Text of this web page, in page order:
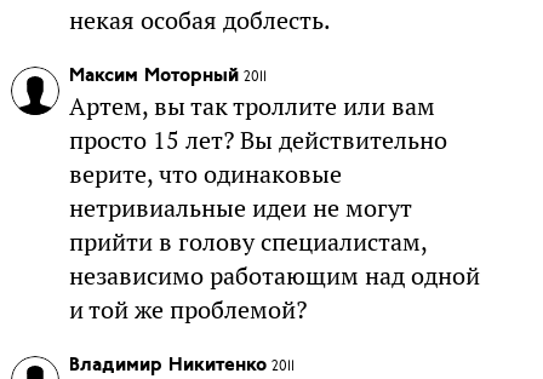
некая особая доблесть.
Максим Моторный 2011
Артем, вы так троллите или вам
просто 15 лет? Вы действительно
верите, что одинаковые
нетривиальные идеи не могут
прийти в голову специалистам,
независимо работающим над одной
и той же проблемой?
Владимир Никитенко 2011